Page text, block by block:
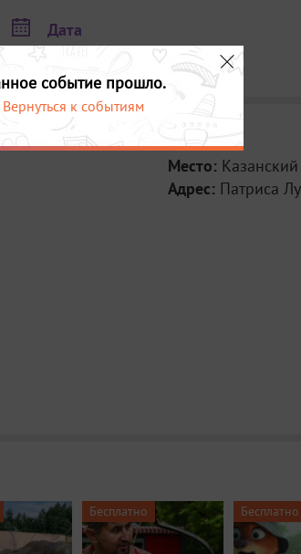
Дата
Место:
Адрес: Патриса
Бесплатно Бесплатно
событие прошло.
Вернуться к событиям